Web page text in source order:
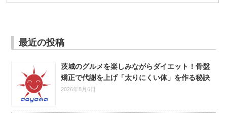
最近の投稿
茨城のグルメを楽しみながらダイエット！骨盤
矯正で代謝を上げ「太りにくい体」を作る秘訣
2026年8月6日